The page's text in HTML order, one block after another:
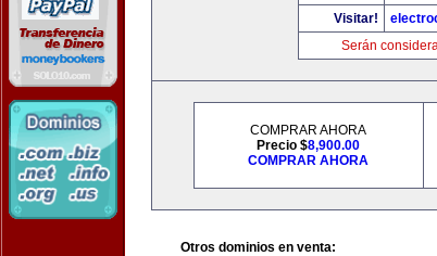
Visitar!
Serán
COMPRAR AHORA
Precio $8,900.00
COMPRAR AHORA
Otros dominios en venta: